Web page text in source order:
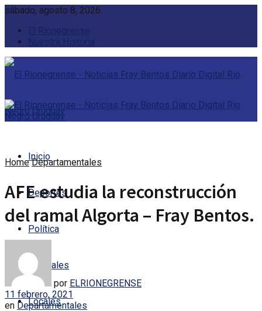
sábado, agosto 8, 2026
El Rionegrense
Nuestra Historia
Inicio
Deportes
Política
Policiales
Locales
Home Departamentales
AFE estudia la reconstrucción
del ramal Algorta – Fray Bentos.
por ELRIONEGRENSE
11 febrero, 2021
en Departamentales